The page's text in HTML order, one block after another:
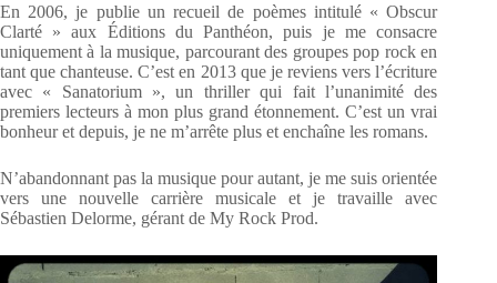
En 2006, je publie un recueil de poèmes intitulé « Obscur
Clarté » aux Éditions du Panthéon, puis je me consacre
uniquement à la musique, parcourant des groupes pop rock en
tant que chanteuse. C’est en 2013 que je reviens vers l’écriture
avec « Sanatorium », un thriller qui fait l’unanimité des
premiers lecteurs à mon plus grand étonnement. C’est un vrai
bonheur et depuis, je ne m’arrête plus et enchaîne les romans.
N’abandonnant pas la musique pour autant, je me suis orientée
vers une nouvelle carrière musicale et je travaille avec
Sébastien Delorme, gérant de My Rock Prod.